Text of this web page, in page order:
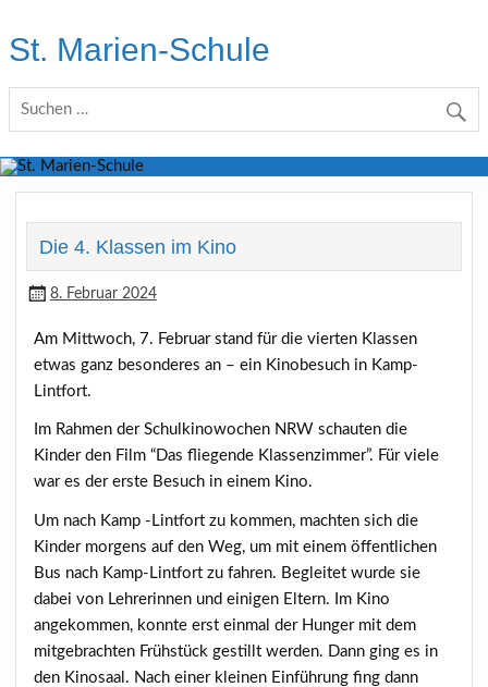
content
St. Marien-Schule
Die 4. Klassen im Kino
8. Februar 2024
Am Mittwoch, 7. Februar stand für die vierten Klassen
etwas ganz besonderes an – ein Kinobesuch in Kamp-
Lintfort.
Im Rahmen der Schulkinowochen NRW schauten die
Kinder den Film “Das fliegende Klassenzimmer”. Für viele
war es der erste Besuch in einem Kino.
Um nach Kamp -Lintfort zu kommen, machten sich die
Kinder morgens auf den Weg, um mit einem öffentlichen
Bus nach Kamp-Lintfort zu fahren. Begleitet wurde sie
dabei von Lehrerinnen und einigen Eltern. Im Kino
angekommen, konnte erst einmal der Hunger mit dem
mitgebrachten Frühstück gestillt werden. Dann ging es in
den Kinosaal. Nach einer kleinen Einführung fing dann